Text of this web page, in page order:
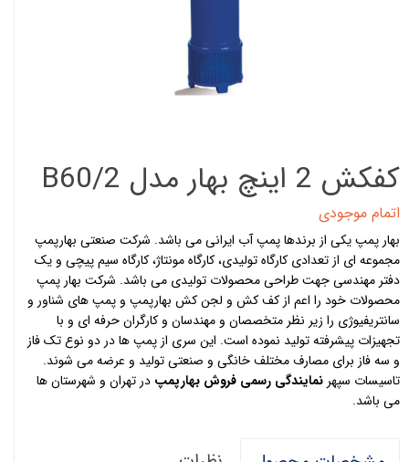
کفکش 2 اینچ بهار مدل B60/2
اتمام موجودی
بهار پمپ یکی از برندهاپمپ آب ایرانی می باشد. شرکت صنعتی بهارپمپ
مجموعه ای از تعدادی کارگاه تولیدی، کارگاه مونتاژ، کارگاه سیم پیچی و یک
دفتر مهندسی جهت طراحی محصولات تولیدی می باشد. شرکت بهار پمپ
محصولات خود را اعم از کف کش و لجن کش بهارپمپ و پمپ های شناور و
سانتریفیوژی را زیر نظر متخصصان و مهندسان و کارگران حرفه ای و با
تجهیزات پیشرفته تولید نموده است. این سری از پمپ ها در دو نوع تک فاز
و سه فاز برای مصارف مختلف خانگی و صنعتی تولید و عرضه می شوند.
تاسیسات سپهر نمایندگی رسمی فروش بهارپمپ در تهران و شهرستان ها
می باشد.